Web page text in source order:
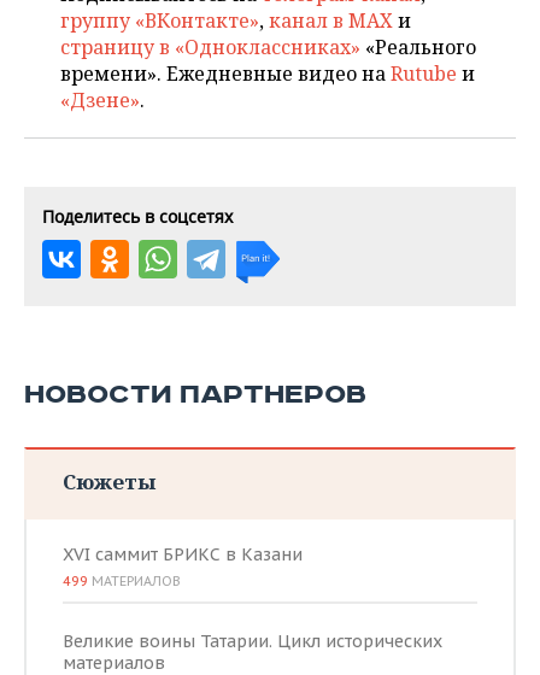
группу «ВКонтакте»,канал в MAXи
страницу в «Одноклассниках» «Реального
времени». Ежедневные видео наRutube и
«Дзене».
Поделитесь в соцсетях
НОВОСТИ ПАРТНЕРОВ
Сюжеты
XVI саммит БРИКС в Казани
499 МАТЕРИАЛОВ
Великие воины Татарии. Цикл исторических
материалов